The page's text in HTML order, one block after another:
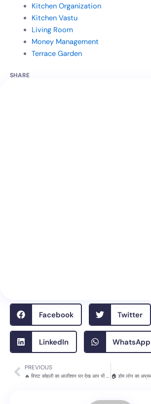
Kitchen Organization
Kitchen Vastu
Living Room
Money Management
Terrace Garden
SHARE
Facebook Twitter
LinkedIn WhatsApp
Prev
PREVIOUS
🔥 विराट कोहली का आलीशान घर देख आप भी हैरान रह जाएंगे! कीमत, पता और अंदर की तस्वीरें जानकर चौंक जाएंगे